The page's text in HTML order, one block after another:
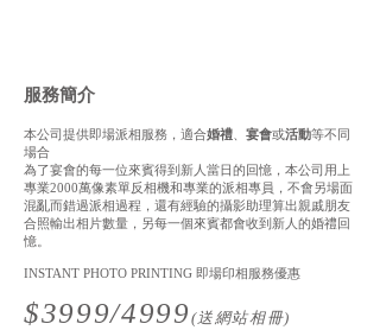
服務簡介
本公司提供即場派相服務，適合婚禮 宴會或活動等不同
場合
為了宴會的每一位來賓得到新人當日的回憶，本公司用上
專業2000萬像素單反相機和專業的派相專員，不會另場面
混亂而錯過派相過程，還有經驗的攝影助理算出親戚朋友
合照輸出相片數量，另每一個來賓都會收到新人的婚禮回
憶。
INSTANT PHOTO PRINTING 即場印相服務優惠
$3999/4999 (送網站相冊)